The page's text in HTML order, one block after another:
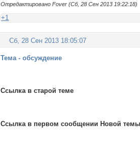
Отредактировано Fover (Сб, 28 Сен 2013 19:22:18)
+1
Сб, 28 Сен 2013 18:05:07
Тема - обсуждение
Ссылка в старой теме
Ссылка в первом сообщении Новой темы